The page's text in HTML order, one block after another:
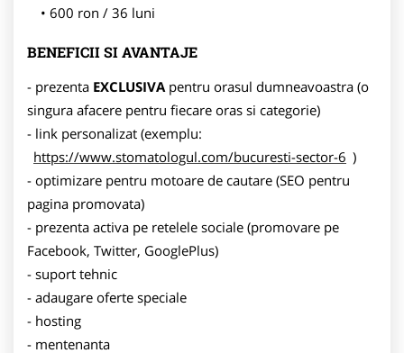
600 ron / 36 luni
BENEFICII SI AVANTAJE
- prezenta EXCLUSIVA pentru orasul dumneavoastra (o
singura afacere pentru fiecare oras si categorie)
- link personalizat (exemplu:
https://www.stomatologul.com/bucuresti-sector-6 )
- optimizare pentru motoare de cautare (SEO pentru
pagina promovata)
- prezenta activa pe retelele sociale (promovare pe
Facebook, Twitter, GooglePlus)
- suport tehnic
- adaugare oferte speciale
- hosting
- mentenanta